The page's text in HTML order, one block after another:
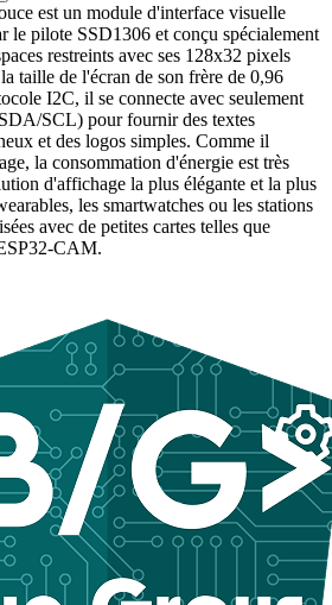
est un module d'interface visuelle
le pilote SSD1306 et conçu spécialement
restreints avec ses 128x32 pixels
taille de l'écran de son frère de 0,96
I2C, il se connecte avec seulement
SCL) pour fournir des textes
et des logos simples. Comme il
la consommation d'énergie est très
d'affichage la plus élégante et la plus
les smartwatches ou les stations
avec de petites cartes telles que
CAM.